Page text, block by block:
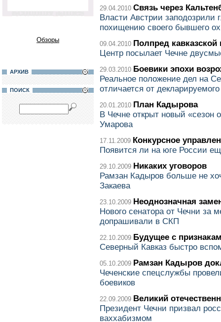
Обзоры
АРХИВ
ПОИСК
29.04.2010 Связь через
Власти Австрии заподозрили
похищению своего бывшего
09.04.2010 Полпред кавказской
Центр посылает Чечне
29.03.2010 Боевики эпохи
Реальное положение дел на
отличается от декларируемого
20.01.2010 План Кадырова
В Чечне открыт новый «сезон
Умарова
17.11.2009 Конкурсное
Появится ли на юге России
29.10.2009 Никаких уговоров
Рамзан Кадыров больше не
Закаева
23.10.2009 Неоднозначная
Нового сенатора от Чечни за
допрашивали в СКП
22.10.2009 Будущее с
Северный Кавказ быстро
05.10.2009 Рамзан Кадыров
Чеченские спецслужбы
боевиков
22.09.2009 Великий
Президент Чечни призвал
ваххабизмом